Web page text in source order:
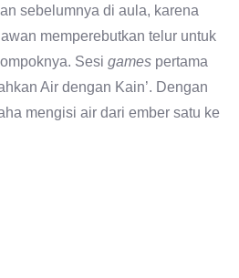
sebelumnya di aula, karena
memperebutkan telur untuk
Sesi games pertama
Air dengan Kain’. Dengan
mengisi air dari ember satu ke